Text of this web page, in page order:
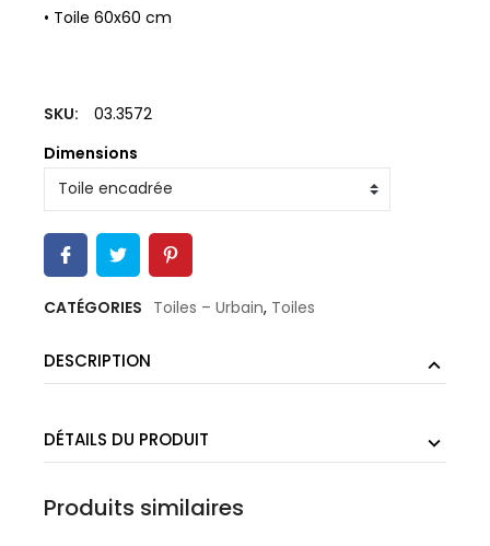
• Toile 60x60 cm
SKU:
03.3572
Dimensions
CATÉGORIES Toiles – Urbain, Toiles
DESCRIPTION
DÉTAILS DU PRODUIT
Produits similaires